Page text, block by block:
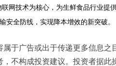
网技术为核心，为生鲜食品行业提
安全防线，实现降本增效的新突破。
属于广告或出于传递更多信息之
，不构成投资建议。投资者据此